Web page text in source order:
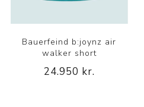
Bauerfeind b:joynz air
walker short
24.950 kr.